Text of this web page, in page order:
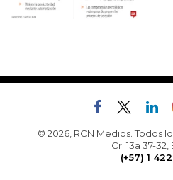
© 2026, RCN Medios. Todos
Cr. 13a 37-
(+57) 1